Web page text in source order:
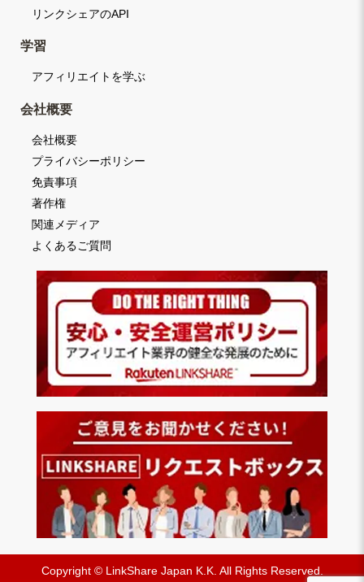
リンクシェアのAPI
学習
アフィリエイトを学ぶ
会社概要
会社概要
プライバシーポリシー
免責事項
著作権
関連メディア
よくあるご質問
Copyright © LinkShare Japan K.K. All Rights Reserved.